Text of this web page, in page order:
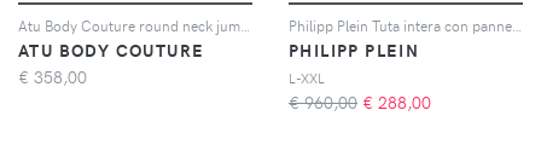
Atu Body Couture round neck jumpsuit - Nero
ATU BODY COUTURE
€ 358,00
Philipp Plein Tuta intera con pannelli a rete - Nero
PHILIPP PLEIN
L-XXL
€ 960,00 € 288,00